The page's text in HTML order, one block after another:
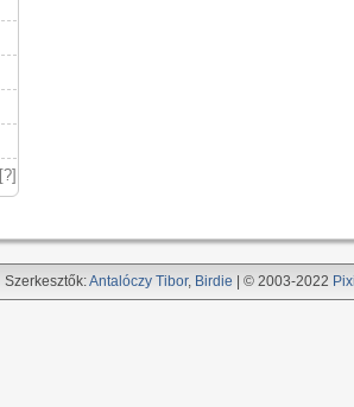
[?]
Szerkesztők:Antalóczy Tibor, Birdie | © 2003-2022